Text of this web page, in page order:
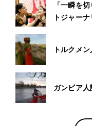
「一瞬を
トジャー
トルクメ
ガンビア